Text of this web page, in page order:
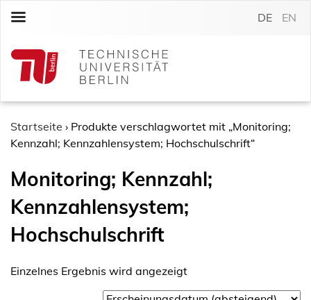
c
DE EN
Startseite › Produkte verschlagwortet mit „Monitoring;
Kennzahl; Kennzahlensystem; Hochschulschrift“
Monitoring; Kennzahl;
Kennzahlensystem;
Hochschulschrift
Einzelnes Ergebnis wird angezeigt